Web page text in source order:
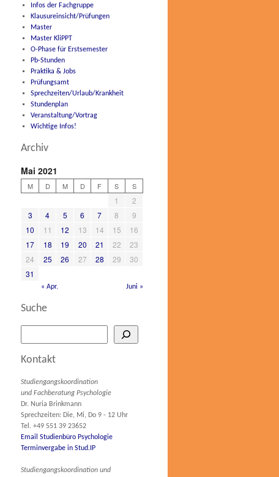
Infos der Fachgruppe
Klausureinsicht/Prüfungen
Master
Master KliPPT
O-Phase für Erstsemester
Pb-Stunden
Praktika & Jobs
Prüfungsamt
Sprechzeiten/Urlaub/Krankheit
Stundenplan
Veranstaltung/Vortrag
Wichtige Infos!
Archiv
Mai 2021
M D M D F S S
1
2
3
4 5 6 7 8
9
10
11 12 13 14 15
16
17
18 19 20 21 22
23
24
25 26 27 28 29
30
31
« Apr. Juni »
Suche
Kontakt
Studiengangskoordination
und Fachberatung Psychologie
Dr. Nuria Brinkmann
Sprechzeiten: Die, Mi, Do 9 - 12 Uhr
Tel. +49 551 39 23652
Email Studienbüro Psychologie
Terminvergabe in Stud.IP
Studiengangskoordination und